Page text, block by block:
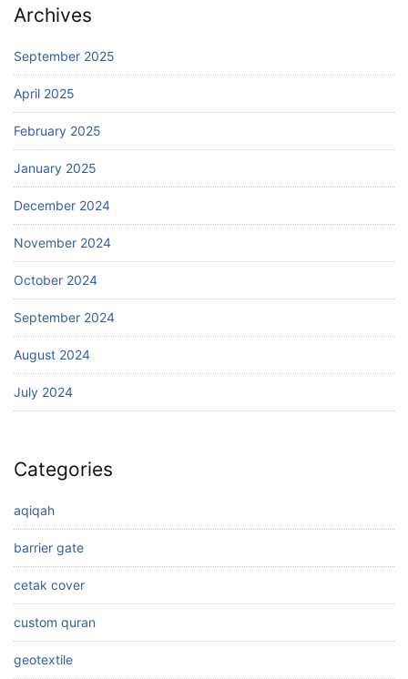
Archives
September 2025
April 2025
February 2025
January 2025
December 2024
November 2024
October 2024
September 2024
August 2024
July 2024
Categories
aqiqah
barrier gate
cetak cover
custom quran
geotextile